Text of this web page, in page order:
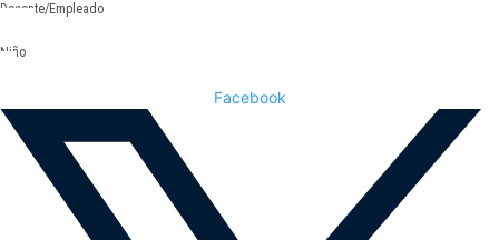
Docente/Empleado
Niño
Facebook